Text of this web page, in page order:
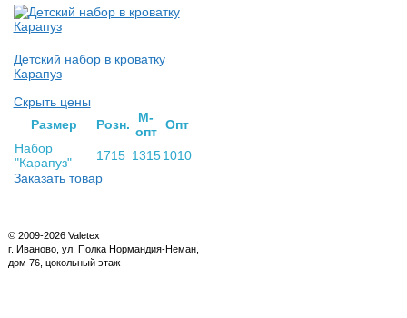
Детский набор в кроватку
Карапуз
Скрыть цены
Раз­мер
Розн.
М-
опт Опт
Набор
"Карапуз"
1715 1315 1010
Заказать товар
© 2009-2026 Valetex
г. Иваново, ул. Полка Нормандия-Неман,
дом 76, цокольный этаж